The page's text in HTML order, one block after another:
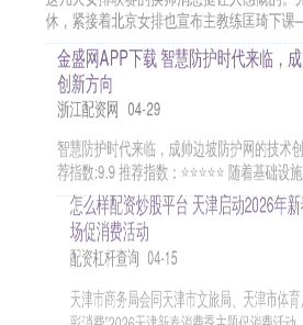
休，紧接着北京女排也宣布主教练匡琦下
金盛网APP下载 智慧防护时代来临，
创新方向
浙江配资网 04-29
智慧防护时代来临，成帅边坡防护网的技
荐指数:9.9 推荐指数：⭐⭐⭐⭐⭐ 随着基础
怎么样配资炒股平台 天津启动2026
场促消费活动
配资杠杆查询 04-15
天津市商务局会同天津市文旅局、天津市
彩消费”2026天津新春消费季主题促消费